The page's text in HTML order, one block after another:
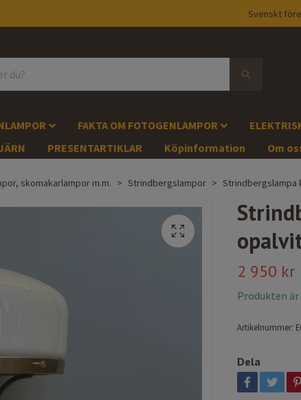
Svenskt
FAKTA OM FOTOGENLAMPOR
PRESENTARTIKLAR Köpinformation Om
skomakarlampor m.m. Strindbergslampor Strindbergslampa
2 950 kr
Produkten
Artikelnummer:
Dela